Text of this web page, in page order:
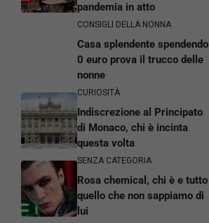
pandemia in atto
CONSIGLI DELLA NONNA
Casa splendente spendendo
0 euro prova il trucco delle
nonne
CURIOSITÀ
Indiscrezione al Principato
di Monaco, chi è incinta
questa volta
SENZA CATEGORIA
Rosa chemical, chi è e tutto
quello che non sappiamo di
lui